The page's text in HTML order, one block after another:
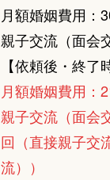
月額婚姻費用：
親子交流（面会
【依頼後・終了
月額婚姻費用：
親子交流（面会
回（直接親子交
流））